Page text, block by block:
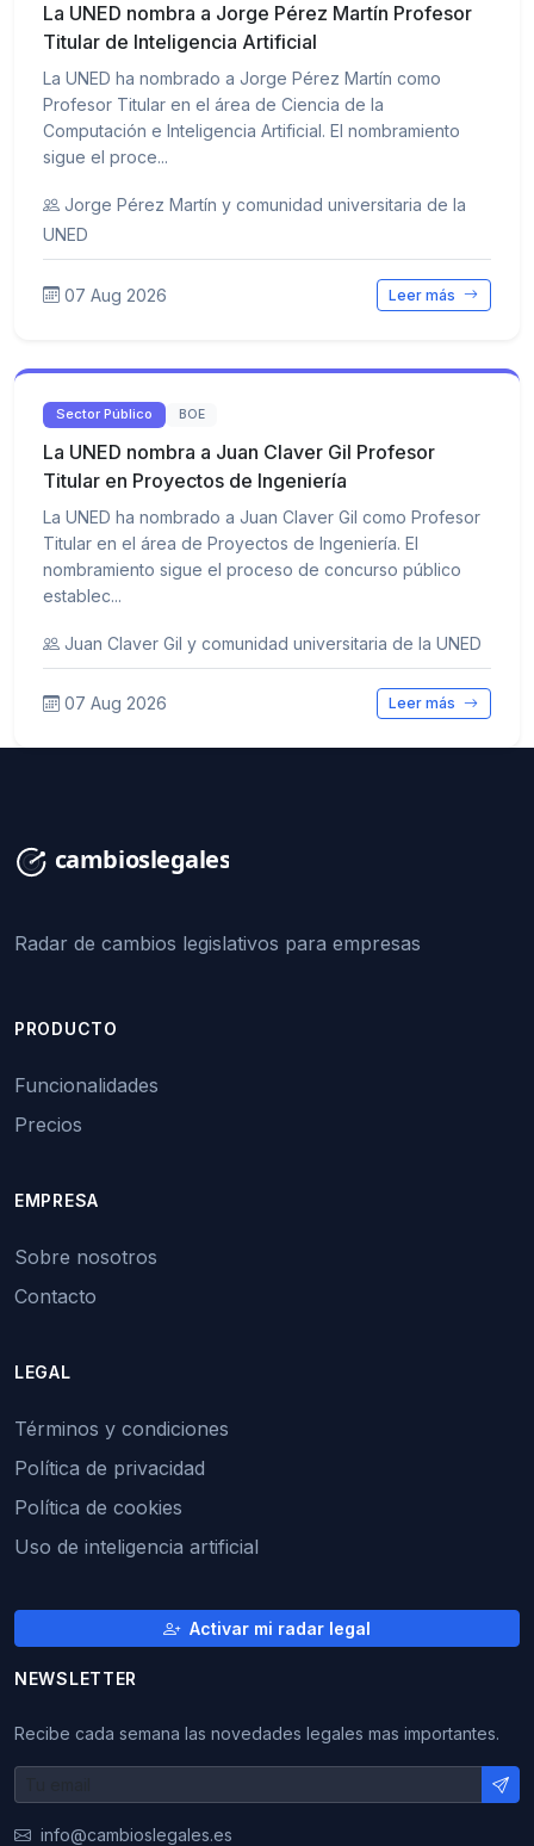
La UNED nombra a Jorge Pérez Martín Profesor
Titular de Inteligencia Artificial
La UNED ha nombrado a Jorge Pérez Martín como
Profesor Titular en el área de Ciencia de la
Computación e Inteligencia Artificial. El nombramiento
sigue el proce...
Jorge Pérez Martín y comunidad universitaria de la
UNED
07 Aug 2026 Leer más
Sector Público BOE
La UNED nombra a Juan Claver Gil Profesor
Titular en Proyectos de Ingeniería
La UNED ha nombrado a Juan Claver Gil como Profesor
Titular en el área de Proyectos de Ingeniería. El
nombramiento sigue el proceso de concurso público
establec...
Juan Claver Gil y comunidad universitaria de la UNED
07 Aug 2026 Leer más
Radar de cambios legislativos para empresas
PRODUCTO
Funcionalidades
Precios
EMPRESA
Sobre nosotros
Contacto
LEGAL
Términos y condiciones
Política de privacidad
Política de cookies
Uso de inteligencia artificial
Activar mi radar legal
NEWSLETTER
Recibe cada semana las novedades legales mas importantes.
info@cambioslegales.es